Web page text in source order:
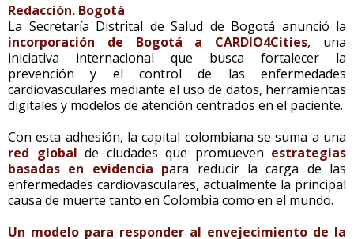
Redacción. Bogotá
La Secretaría Distrital de Salud de Bogotá anunció la
incorporación de Bogotá a CARDIO4Cities, una
iniciativa internacional que busca fortalecer la
prevención y el control de las enfermedades
cardiovasculares mediante el uso de datos, herramientas
digitales y modelos de atención centrados en el paciente.
Con esta adhesión, la capital colombiana se suma a una
red global de ciudades que promueven estrategias
basadas en evidencia para reducir la carga de las
enfermedades cardiovasculares, actualmente la principal
causa de muerte tanto en Colombia como en el mundo.
Un modelo para responder al envejecimiento de la